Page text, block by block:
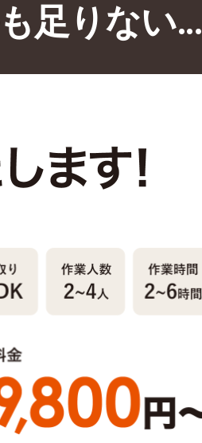
足りない…